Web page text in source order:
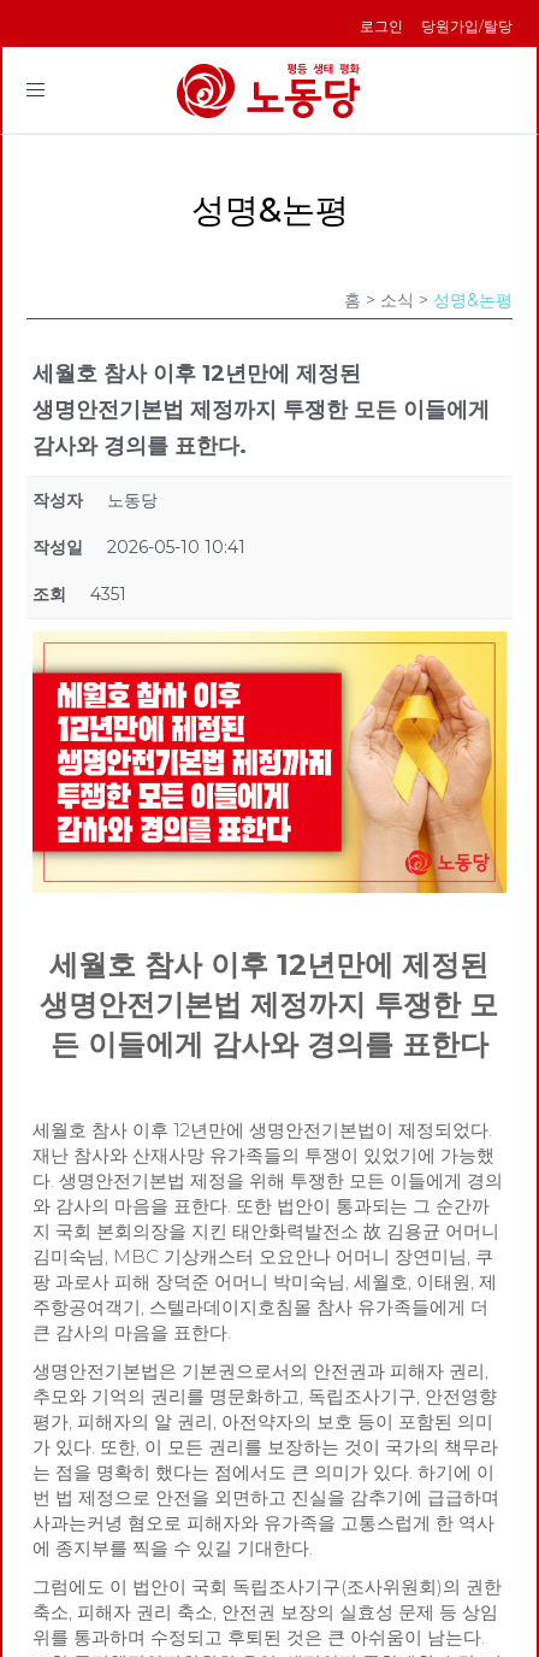
로그인 당원가입/탈당
Toggle
성명&논평
홈 > 소식 > 성명&논평
세월호 참사 이후 12년만에 제정된
생명안전기본법 제정까지 투쟁한 모든 이들에게
감사와 경의를 표한다.
작성자 노동당
작성일 2026-05-10 10:41
조회 4351
세월호 참사 이후 12년만에 제정된
생명안전기본법 제정까지 투쟁한 모
든 이들에게 감사와 경의를 표한다
세월호 참사 이후 12년만에 생명안전기본법이 제정되었다.
재난 참사와 산재사망 유가족들의 투쟁이 있었기에 가능했
다. 생명안전기본법 제정을 위해 투쟁한 모든 이들에게 경의
와 감사의 마음을 표한다. 또한 법안이 통과되는 그 순간까
지 국회 본회의장을 지킨 태안화력발전소 故 김용균 어머니
김미숙님, MBC 기상캐스터 오요안나 어머니 장연미님, 쿠
팡 과로사 피해 장덕준 어머니 박미숙님, 세월호, 이태원, 제
주항공여객기, 스텔라데이지호침몰 참사 유가족들에게 더
큰 감사의 마음을 표한다.
생명안전기본법은 기본권으로서의 안전권과 피해자 권리,
추모와 기억의 권리를 명문화하고, 독립조사기구, 안전영향
평가, 피해자의 알 권리, 아전약자의 보호 등이 포함된 의미
가 있다. 또한, 이 모든 권리를 보장하는 것이 국가의 책무라
는 점을 명확히 했다는 점에서도 큰 의미가 있다. 하기에 이
번 법 제정으로 안전을 외면하고 진실을 감추기에 급급하며
사과는커녕 혐오로 피해자와 유가족을 고통스럽게 한 역사
에 종지부를 찍을 수 있길 기대한다.
그럼에도 이 법안이 국회 독립조사기구(조사위원회)의 권한
축소, 피해자 권리 축소, 안전권 보장의 실효성 문제 등 상임
위를 통과하며 수정되고 후퇴된 것은 큰 아쉬움이 남는다.